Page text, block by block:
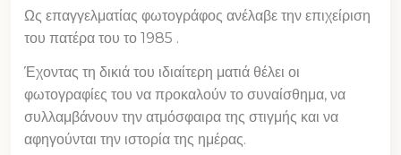
Ως επαγγελματίας φωτογράφος ανέλαβε την επιχείριση
του πατέρα του το 1985 .
Έχοντας τη δικιά του ιδιαίτερη ματιά θέλει οι
φωτογραφίες του να προκαλούν το συναίσθημα, να
συλλαμβάνουν την ατμόσφαιρα της στιγμής και να
αφηγούνται την ιστορία της ημέρας.